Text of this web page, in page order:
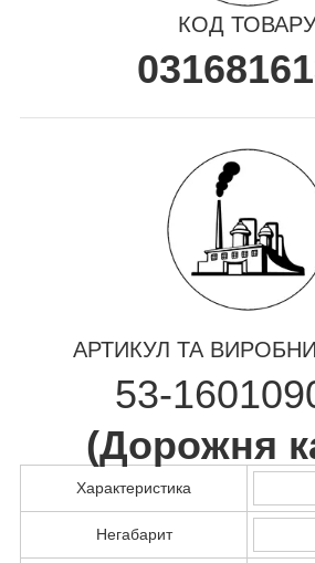
КОД
АРТИКУЛ ТА
53-
(Дорожня
Характеристика
Негабарит